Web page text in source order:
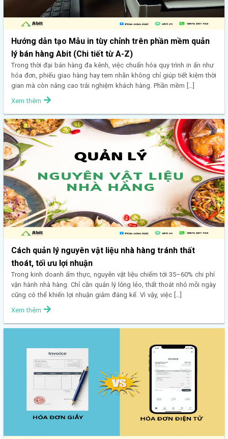
Hướng dẫn tạo Mẫu in tùy chỉnh trên phần mềm quản
lý bán hàng Abit (Chi tiết từ A-Z)
Trong thời đại bán hàng đa kênh, việc chuẩn hóa quy trình in ấn như
hóa đơn, phiếu giao hàng hay tem nhãn không chỉ giúp tiết kiệm thời
gian mà còn nâng cao trải nghiệm khách hàng. Phần mềm […]
Xem thêm
Cách quản lý nguyên vật liệu nhà hàng tránh thất
thoát, tối ưu lợi nhuận
Trong kinh doanh ẩm thực, nguyên vật liệu chiếm tới 35–60% chi phí
vận hành nhà hàng. Chỉ cần quản lý lỏng lẻo, thất thoát nhỏ mỗi ngày
cũng có thể khiến lợi nhuận giảm đáng kể. Vì vậy, việc […]
Xem thêm